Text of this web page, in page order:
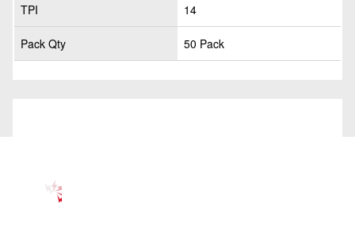
TPI 14
Pack Qty 50 Pack